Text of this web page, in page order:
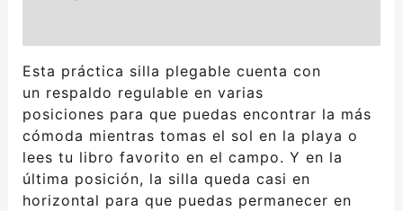
Esta práctica silla plegable cuenta con
un respaldo regulable en varias
posiciones para que puedas encontrar la más
cómoda mientras tomas el sol en la playa o
lees tu libro favorito en el campo. Y en la
última posición, la silla queda casi en
horizontal para que puedas permanecer en